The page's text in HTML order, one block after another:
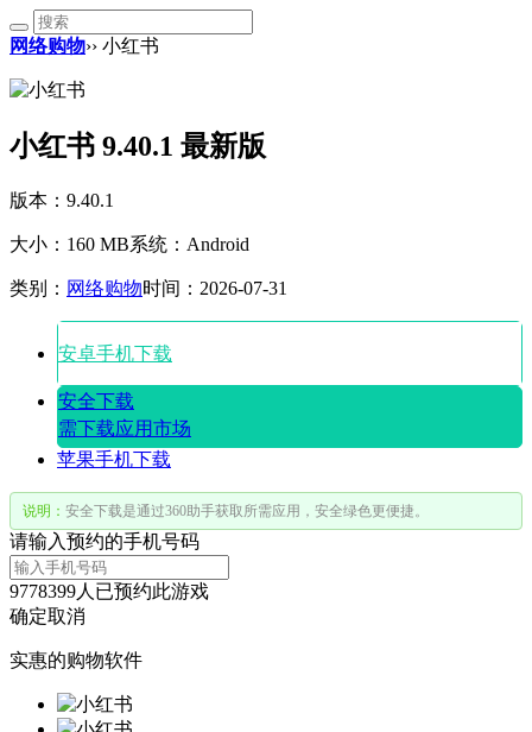
网络购物›› 小红书
小红书 9.40.1 最新版
版本：9.40.1
大小：160 MB系统：Android
类别： 网络购物时间：2026-07-31
安卓手机下载
安全下载
需下载应用市场
苹果手机下载
说明： 安全下载是通过360助手获取所需应用，安全绿色更便捷。
请输入预约的手机号码
9778399人已预约此游戏
确定取消
实惠的购物软件